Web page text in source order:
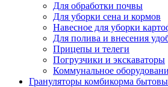
Для обработки почвы
Для уборки сена и кормов
Навесное для уборки
Для полива и внесения
Прицепы и телеги
Погрузчики и экскаваторы
Коммунальное
Грануляторы комбикорма